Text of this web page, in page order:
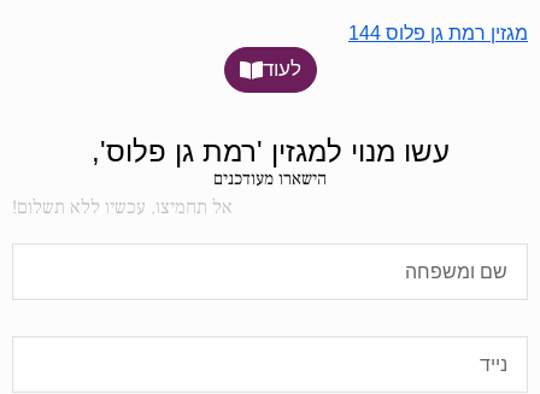
מגזין רמת גן פלוס 144
לעוד
עשו מנוי למגזין 'רמת גן פלוס',
הישארו מעודכנים
אל תחמיצו, עכשיו ללא תשלום!